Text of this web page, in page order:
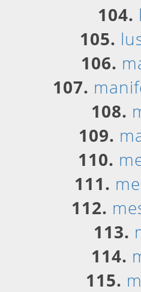
104.
105.
106.
107.
108.
109.
110.
111.
112.
113.
114.
115.